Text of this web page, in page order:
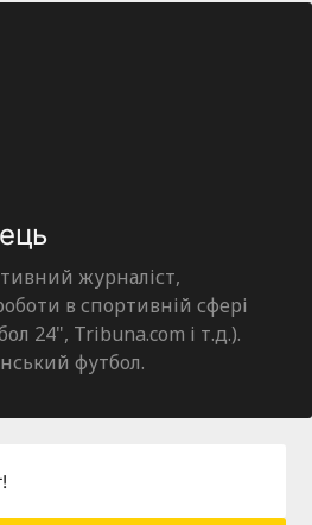
журналіст,
в спортивній сфері
24", Tribuna.com і т.д.).
футбол.